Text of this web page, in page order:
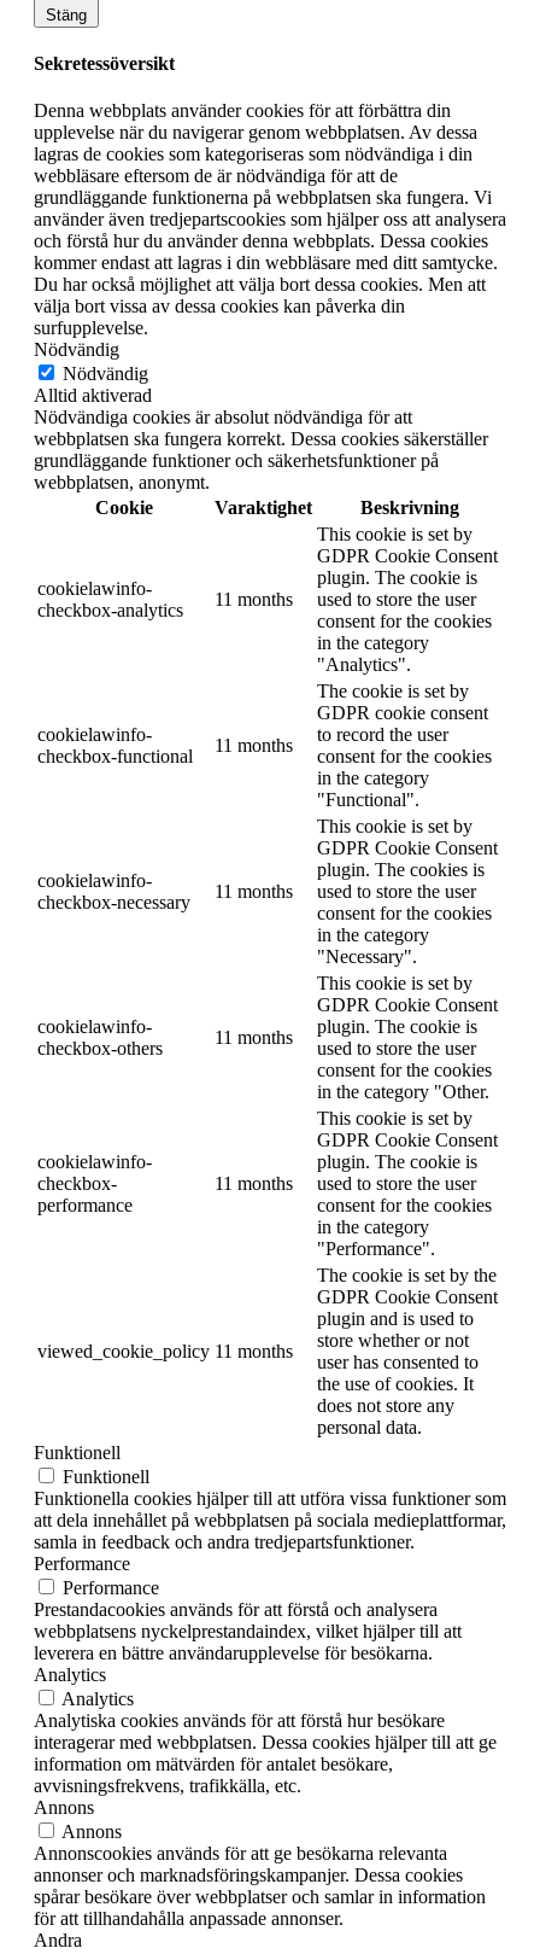
Stäng
Sekretessöversikt
Denna webbplats använder cookies för att förbättra din
upplevelse när du navigerar genom webbplatsen. Av dessa
lagras de cookies som kategoriseras som nödvändiga i din
webbläsare eftersom de är nödvändiga för att de
grundläggande funktionerna på webbplatsen ska fungera. Vi
använder även tredjepartscookies som hjälper oss att analysera
och förstå hur du använder denna webbplats. Dessa cookies
kommer endast att lagras i din webbläsare med ditt samtycke.
Du har också möjlighet att välja bort dessa cookies. Men att
välja bort vissa av dessa cookies kan påverka din
surfupplevelse.
Nödvändig
Nödvändig
Alltid aktiverad
Nödvändiga cookies är absolut nödvändiga för att
webbplatsen ska fungera korrekt. Dessa cookies säkerställer
grundläggande funktioner och säkerhetsfunktioner på
webbplatsen, anonymt.
Cookie
Varaktighet Beskrivning
cookielawinfo-
checkbox-analytics
11 months
This cookie is set by
GDPR Cookie Consent
plugin. The cookie is
used to store the user
consent for the cookies
in the category
"Analytics".
cookielawinfo-
checkbox-functional
11 months
The cookie is set by
GDPR cookie consent
to record the user
consent for the cookies
in the category
"Functional".
cookielawinfo-
checkbox-necessary
11 months
This cookie is set by
GDPR Cookie Consent
plugin. The cookies is
used to store the user
consent for the cookies
in the category
"Necessary".
cookielawinfo-
checkbox-others
11 months
This cookie is set by
GDPR Cookie Consent
plugin. The cookie is
used to store the user
consent for the cookies
in the category "Other.
cookielawinfo-
checkbox-
performance
11 months
This cookie is set by
GDPR Cookie Consent
plugin. The cookie is
used to store the user
consent for the cookies
in the category
"Performance".
viewed_cookie_policy 11 months
The cookie is set by the
GDPR Cookie Consent
plugin and is used to
store whether or not
user has consented to
the use of cookies. It
does not store any
personal data.
Funktionell
Funktionell
Funktionella cookies hjälper till att utföra vissa funktioner som
att dela innehållet på webbplatsen på sociala medieplattformar,
samla in feedback och andra tredjepartsfunktioner.
Performance
Performance
Prestandacookies används för att förstå och analysera
webbplatsens nyckelprestandaindex, vilket hjälper till att
leverera en bättre användarupplevelse för besökarna.
Analytics
Analytics
Analytiska cookies används för att förstå hur besökare
interagerar med webbplatsen. Dessa cookies hjälper till att ge
information om mätvärden för antalet besökare,
avvisningsfrekvens, trafikkälla, etc.
Annons
Annons
Annonscookies används för att ge besökarna relevanta
annonser och marknadsföringskampanjer. Dessa cookies
spårar besökare över webbplatser och samlar in information
för att tillhandahålla anpassade annonser.
Andra